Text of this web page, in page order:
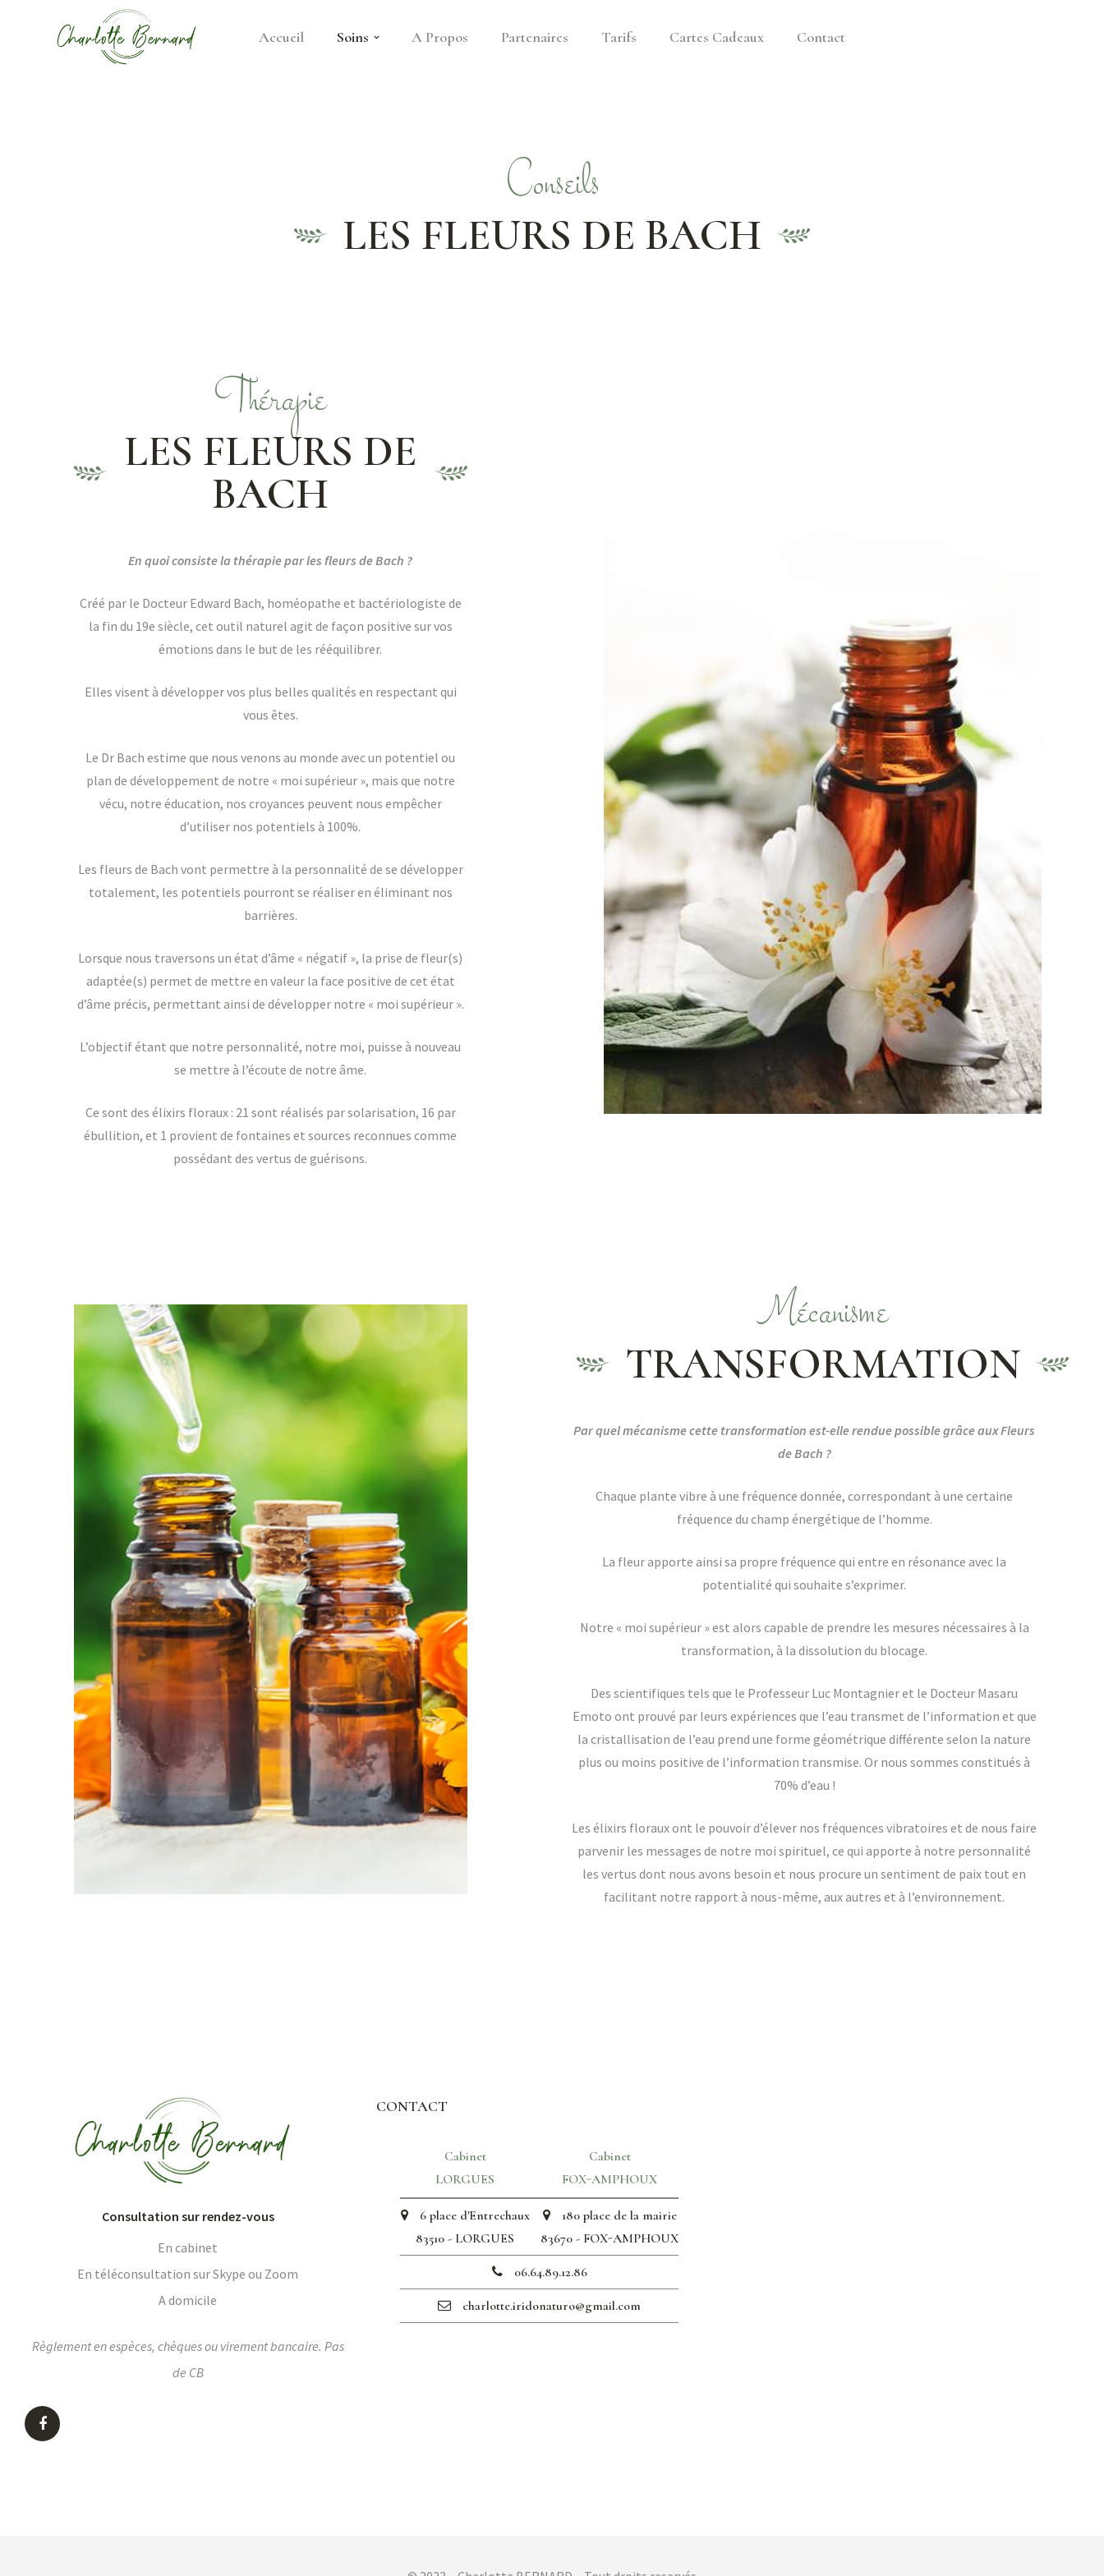
Accueil Soins A Propos Partenaires Tarifs Cartes Cadeaux Contact
Conseils
LES FLEURS DE BACH
Thérapie
LES FLEURS DE
BACH
En quoi consiste la thérapie par les fleurs de Bach ?
Créé par le Docteur Edward Bach, homéopathe et bactériologiste de
la fin du 19e siècle, cet outil naturel agit de façon positive sur vos
émotions dans le but de les rééquilibrer.
Elles visent à développer vos plus belles qualités en respectant qui
vous êtes.
​Le Dr Bach estime que nous venons au monde avec un potentiel ou
plan de développement de notre « moi supérieur », mais que notre
vécu, notre éducation, nos croyances peuvent nous empêcher
d’utiliser nos potentiels à 100%.
​Les fleurs de Bach vont permettre à la personnalité de se développer
totalement, les potentiels pourront se réaliser en éliminant nos
barrières.
Lorsque nous traversons un état d’âme « négatif », la prise de fleur(s)
adaptée(s) permet de mettre en valeur la face positive de cet état
d’âme précis, permettant ainsi de développer notre « moi supérieur ».
​L’objectif étant que notre personnalité, notre moi, puisse à nouveau
se mettre à l’écoute de notre âme.
Ce sont des élixirs floraux : 21 sont réalisés par solarisation, 16 par
ébullition, et 1 provient de fontaines et sources reconnues comme
possédant des vertus de guérisons.
Mécanisme
TRANSFORMATION
Par quel mécanisme cette transformation est-elle rendue possible grâce aux Fleurs
de Bach ?
​Chaque plante vibre à une fréquence donnée, correspondant à une certaine
fréquence du champ énergétique de l’homme.
La fleur apporte ainsi sa propre fréquence qui entre en résonance avec la
potentialité qui souhaite s’exprimer.
Notre « moi supérieur » est alors capable de prendre les mesures nécessaires à la
transformation, à la dissolution du blocage.
Des scientifiques tels que le Professeur Luc Montagnier et le Docteur Masaru
Emoto ont prouvé par leurs expériences que l’eau transmet de l’information et que
la cristallisation de l’eau prend une forme géométrique différente selon la nature
plus ou moins positive de l’information transmise. Or nous sommes constitués à
70% d’eau !
Les élixirs floraux ont le pouvoir d’élever nos fréquences vibratoires et de nous faire
parvenir les messages de notre moi spirituel, ce qui apporte à notre personnalité
les vertus dont nous avons besoin et nous procure un sentiment de paix tout en
facilitant notre rapport à nous-même, aux autres et à l’environnement.
Consultation sur rendez-vous
En cabinet
En téléconsultation sur Skype ou Zoom
A domicile
Règlement en espèces, chèques ou virement bancaire. Pas
de CB
CONTACT
Cabinet
LORGUES
Cabinet
FOX-AMPHOUX
6 place d'Entrechaux
83510 - LORGUES
180 place de la mairie
83670 - FOX-AMPHOUX
06.64.89.12.86
charlotte.iridonaturo@gmail.com